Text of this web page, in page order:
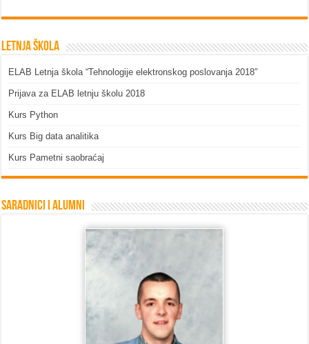
Letnja škola
ELAB Letnja škola “Tehnologije elektronskog poslovanja 2018″
Prijava za ELAB letnju školu 2018
Kurs Python
Kurs Big data analitika
Kurs Pametni saobraćaj
Saradnici i Alumni